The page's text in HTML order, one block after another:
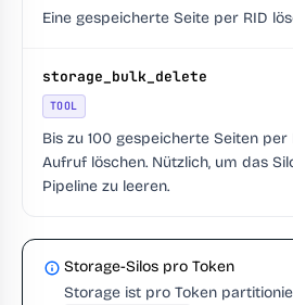
Eine gespeicherte Seite per RID
storage_bulk_delete
TOOL
Bis zu 100 gespeicherte Seiten per
Aufruf löschen. Nützlich, um das
Pipeline zu leeren.
Storage-Silos pro Token
Storage ist pro Token